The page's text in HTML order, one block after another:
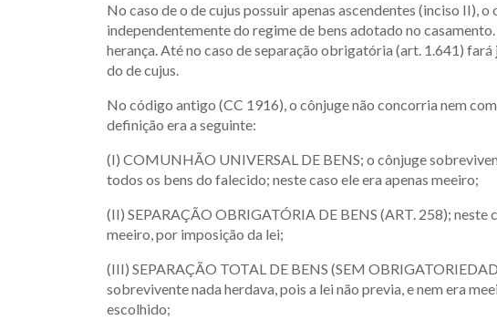
No caso de o de cujus possuir apenas ascendentes (inciso II),
independentemente do regime de bens adotado no
herança. Até no caso de separação obrigatória (art. 1.641) fará
do de cujus.
No código antigo (CC 1916), o cônjuge não concorria nem
definição era a seguinte:
(I) COMUNHÃO UNIVERSAL DE BENS; o cônjuge
todos os bens do falecido; neste caso ele era apenas meeiro;
(II) SEPARAÇÃO OBRIGATÓRIA DE BENS (ART. 258); neste
meeiro, por imposição da lei;
(III) SEPARAÇÃO TOTAL DE BENS (SEM
sobrevivente nada herdava, pois a lei não previa, e nem era
escolhido;